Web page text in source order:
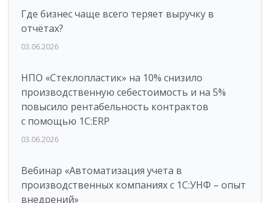
Где бизнес чаще всего теряет выручку в
отчётах?
03.06.2026
НПО «Стеклопластик» на 10% снизило
производственную себестоимость и на 5%
повысило рентабельность контрактов
с помощью 1С:ERP
03.06.2026
Вебинар «Автоматизация учета в
производственных компаниях с 1С:УНФ – опыт
внедрений»